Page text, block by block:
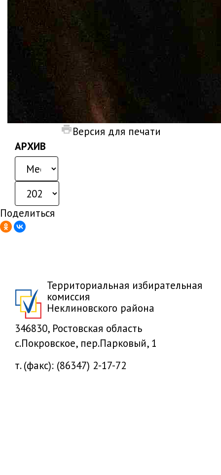
Версия для печати
АРХИВ
Поделиться
Территориальная избирательная
комиссия
Неклиновского района
346830, Ростовская область
с.Покровское, пер.Парковый, 1
т. (факс): (86347) 2-17-72